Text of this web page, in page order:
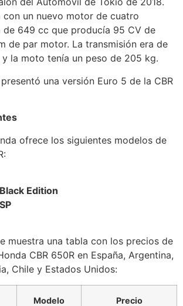
con un nuevo motor de cuatro
de 649 cc que producía 95 CV de
de par motor. La transmisión era de
la moto tenía un peso de 205 kg.
una versión Euro 5 de la CBR
ofrece los siguientes modelos de
Edition
muestra una tabla con los precios de
CBR 650R en España, Argentina,
Chile y Estados Unidos:
Modelo Precio